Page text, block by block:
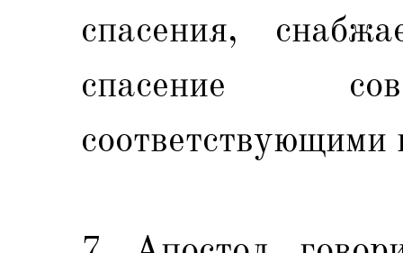
спасения,
спасение